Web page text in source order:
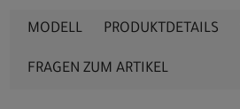
MODELL PRODUKTDETAILS
FRAGEN ZUM ARTIKEL